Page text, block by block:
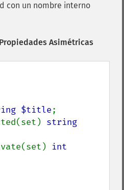
con un nombre interno
Asimétricas
$title;
string
int